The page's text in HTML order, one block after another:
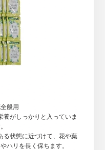
般用
養がしっかりと入っていま
る状態に近づけて、花や葉
ハリを長く保ちます。